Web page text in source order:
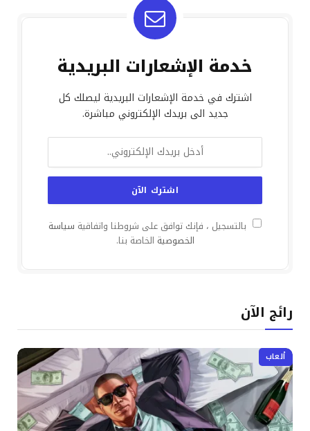
خدمة الإشعارات البريدية
اشترك في خدمة الإشعارات البريدية ليصلك كل
جديد الى بريدك الإلكتروني مباشرة.
بالتسجيل ، فإنك توافق على شروطنا واتفاقية سياسة
الخصوصية الخاصة بنا.
رائج الآن
ألعاب